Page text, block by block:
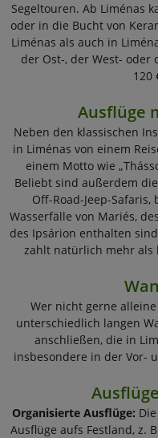
Segeltouren. Ab Liménas
oder in die Bucht von
Liménas als auch in
der Ost-, der West- oder
120
Ausflüge
Neben den klassischen
in Liménas von einem
einem Motto wie
Beliebt sind außerdem
Off-Road-Jeep-
Wasserfälle von Mariés,
des Ipsárion enthalten
zahlt natürlich mehr als
Wer nicht gerne
unterschiedlich langen
anschließen, die in
insbesondere in der Vor-
Organisierte Ausflüge:
Ausflüge aufs Festland, z.